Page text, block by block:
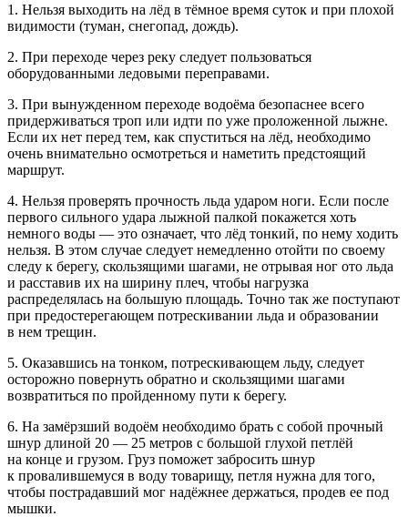
1. Нельзя выходить на лёд в тёмное время суток и при плохой
видимости (туман, снегопад, дождь).
2. При переходе через реку следует пользоваться
оборудованными ледовыми переправами.
3. При вынужденном переходе водоёма безопаснее всего
придерживаться троп или идти по уже проложенной лыжне.
Если их нет перед тем, как спуститься на лёд, необходимо
очень внимательно осмотреться и наметить предстоящий
маршрут.
4. Нельзя проверять прочность льда ударом ноги. Если после
первого сильного удара лыжной палкой покажется хоть
немного воды — это означает, что лёд тонкий, по нему ходить
нельзя. В этом случае следует немедленно отойти по своему
следу к берегу, скользящими шагами, не отрывая ног ото льда
и расставив их на ширину плеч, чтобы нагрузка
распределялась на большую площадь. Точно так же поступают
при предостерегающем потрескивании льда и образовании
в нем трещин.
5. Оказавшись на тонком, потрескивающем льду, следует
осторожно повернуть обратно и скользящими шагами
возвратиться по пройденному пути к берегу.
6. На замёрзший водоём необходимо брать с собой прочный
шнур длиной 20 — 25 метров с большой глухой петлёй
на конце и грузом. Груз поможет забросить шнур
к провалившемуся в воду товарищу, петля нужна для того,
чтобы пострадавший мог надёжнее держаться, продев ее под
мышки.